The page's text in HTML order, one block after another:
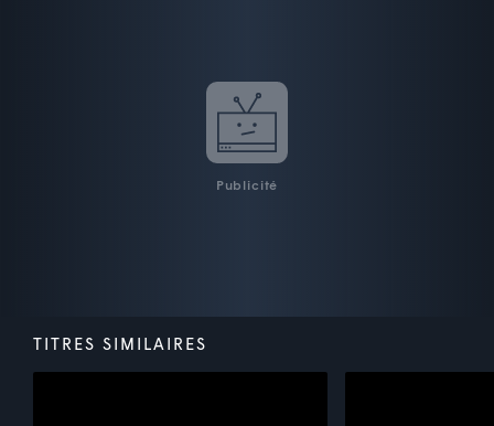
Publicité
TITRES SIMILAIRES